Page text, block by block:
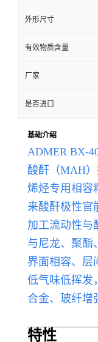
外形尺寸
有效物质含量
厂家
是否进口
基础介绍
ADMER BX-
酸酐（MAH
烯烃专用相容
来酸酐极性官
加工流动性与
与尼龙、聚酯
界面相容、层
低气味低挥发
合金、玻纤增
特性